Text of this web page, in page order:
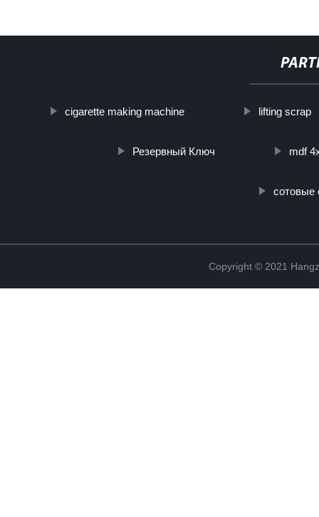
cigarette making machine lifting scrap
Резервный Ключ mdf
сотовые
Copyright © 2021